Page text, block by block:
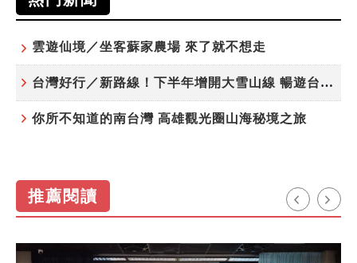
雲遊仙境／坐客蘇家農場 來了就不想走
台灣好行／新路線！下半年增開大雪山線 暢遊台中更便利
你所不知道的南台灣 高雄觀光圈山海秘境之旅
推薦閱讀